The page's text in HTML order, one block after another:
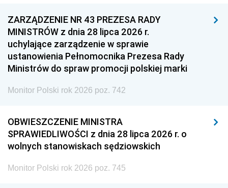
ZARZĄDZENIE NR 43 PREZESA RADY
MINISTRÓW z dnia 28 lipca 2026 r.
uchylające zarządzenie w sprawie
ustanowienia Pełnomocnika Prezesa Rady
Ministrów do spraw promocji polskiej marki
Monitor Polski rok 2026 poz. 742
OBWIESZCZENIE MINISTRA
SPRAWIEDLIWOŚCI z dnia 28 lipca 2026 r. o
wolnych stanowiskach sędziowskich
Monitor Polski rok 2026 poz. 745